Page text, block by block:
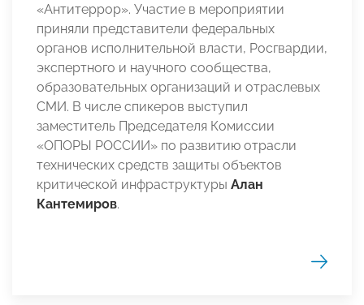
«Антитеррор». Участие в мероприятии
приняли представители федеральных
органов исполнительной власти, Росгвардии,
экспертного и научного сообщества,
образовательных организаций и отраслевых
СМИ. В числе спикеров выступил
заместитель Председателя Комиссии
«ОПОРЫ РОССИИ» по развитию отрасли
технических средств защиты объектов
критической инфраструктуры Алан
Кантемиров.